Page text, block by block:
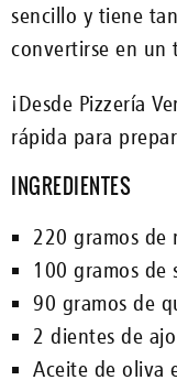
sencillo y tiene
convertirse en un
¡Desde Pizzería
rápida para
INGREDIENTES
220 gramos de
100 gramos de
90 gramos de
2 dientes de ajo
Aceite de oliva